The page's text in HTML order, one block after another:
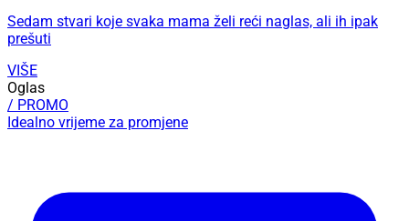
Sedam stvari koje svaka mama želi reći naglas, ali ih ipak
prešuti
VIŠE
Oglas
/ PROMO
Idealno vrijeme za promjene